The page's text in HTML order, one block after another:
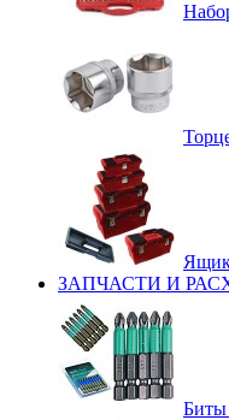
ЗАПЧАСТИ И
Биты